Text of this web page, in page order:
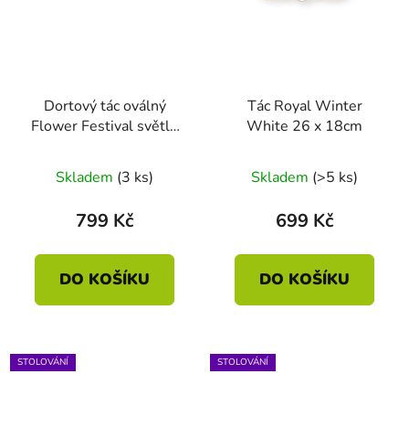
Dortový tác oválný
Flower Festival světle
Skladem (3 ks)
799 Kč
DO KOŠÍKU
Tác Royal Winter
White 26 x 18cm
Skladem (>5 ks)
699 Kč
DO KOŠÍKU
STOLOVÁNÍ STOLOVÁNÍ